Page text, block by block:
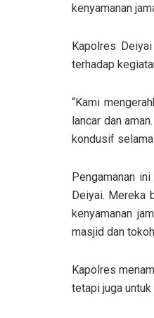
kenyamanan
Kapolres
terhadap
“Kami
lancar dan
kondusif selama
Pengamanan
Deiyai. Mereka
kenyamanan
masjid dan
Kapolres
tetapi juga untuk